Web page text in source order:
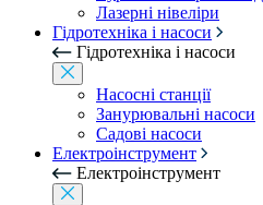
Лазерні нівеліри
Гідротехніка і насоси
Гідротехніка і насоси
Насосні станції
Занурювальні насоси
Садові насоси
Електроінструмент
Електроінструмент